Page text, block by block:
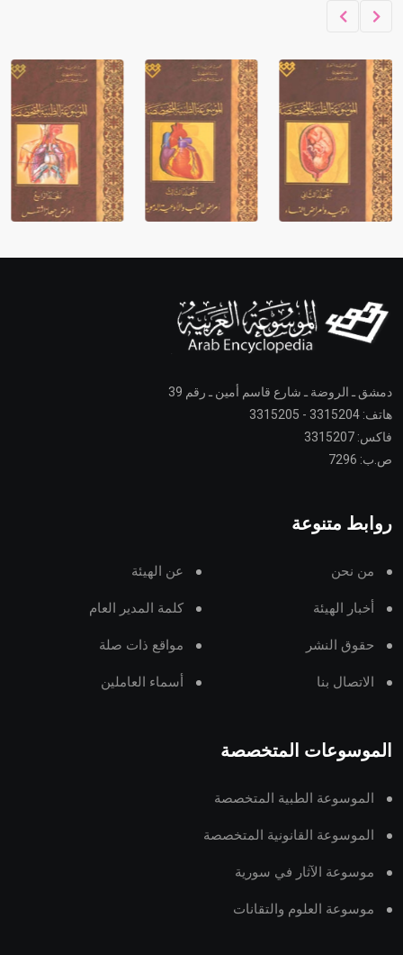
دمشق ـ الروضة ـ شارع قاسم أمين ـ رقم 39
هاتف: 3315204 - 3315205
فاكس: 3315207
ص.ب: 7296
روابط متنوعة
من نحن عن الهيئة
أخبار الهيئة كلمة المدير العام
حقوق النشر مواقع ذات صلة
الاتصال بنا أسماء العاملين
الموسوعات المتخصصة
الموسوعة الطبية المتخصصة
الموسوعة القانونية المتخصصة
موسوعة الآثار في سورية
موسوعة العلوم والتقانات